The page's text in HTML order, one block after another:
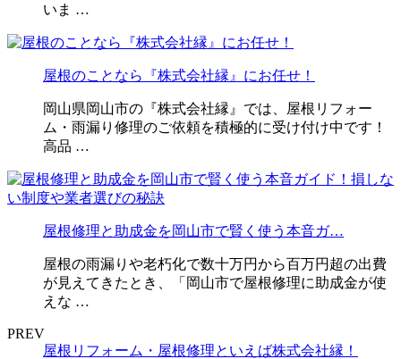
いま …
屋根のことなら『株式会社縁』にお任せ！
岡山県岡山市の『株式会社縁』では、屋根リフォー
ム・雨漏り修理のご依頼を積極的に受け付け中です！
高品 …
屋根修理と助成金を岡山市で賢く使う本音ガ…
屋根の雨漏りや老朽化で数十万円から百万円超の出費
が見えてきたとき、「岡山市で屋根修理に助成金が使
えな …
PREV
屋根リフォーム・屋根修理といえば株式会社縁！